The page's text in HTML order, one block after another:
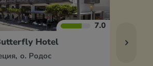
7.0
Hotel
о. Родос